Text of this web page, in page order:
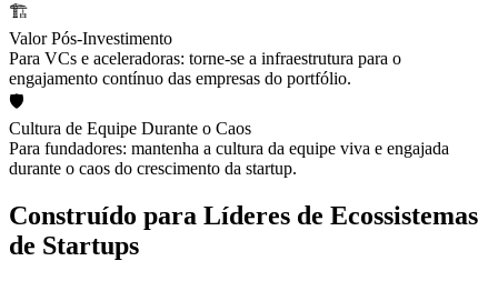
🏗️
Valor Pós-Investimento
Para VCs e aceleradoras: torne-se a infraestrutura para o
engajamento contínuo das empresas do portfólio.
🛡️
Cultura de Equipe Durante o Caos
Para fundadores: mantenha a cultura da equipe viva e engajada
durante o caos do crescimento da startup.
Construído para Líderes de Ecossistemas
de Startups